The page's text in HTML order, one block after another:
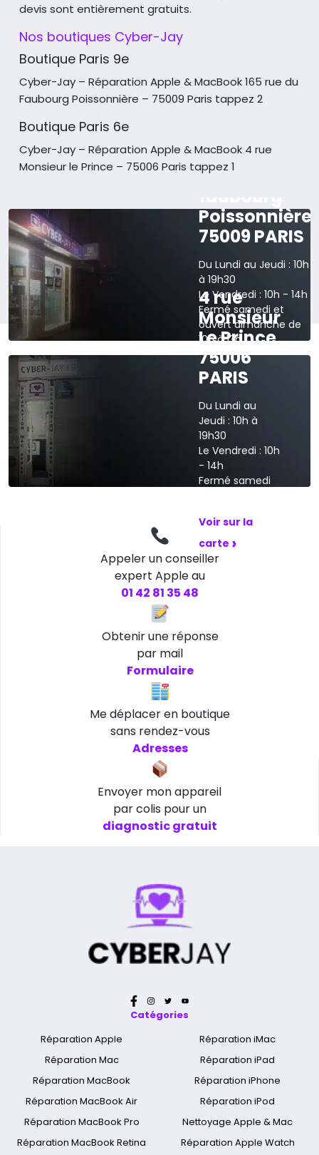
devis sont entièrement gratuits.
Nos boutiques Cyber-Jay
Boutique Paris 9e
Cyber-Jay – Réparation Apple & MacBook165 rue du
Faubourg Poissonnière – 75009 Paris tappez 2
Boutique Paris 6e
Cyber-Jay – Réparation Apple & MacBook 4 rue
Monsieur le Prince – 75006 Paris tappez 1165 rue du
Poissonnière
75009 PARIS
Du Lundi au Jeudi : 10h
à 19h30
Le Vendredi : 10h - 14h
Fermé samedi et
ouvert dimanche de
10h à 13h
Voir sur la carte
4 rue
Monsieur
Le Prince
75006
PARIS
Du Lundi au
Jeudi : 10h à
19h30
Le Vendredi : 10h
- 14h
Fermé samedi
Voir sur la
carte ›
Appeler un conseiller
expert Apple au
01 42 81 35 48
Obtenir une réponse
par mail
Formulaire
Me déplacer en boutique
sans rendez-vous
Adresses
Envoyer mon appareil
par colis pour un
diagnostic gratuit
Catégories
Réparation Apple
Réparation Mac
Réparation MacBook
Réparation MacBook Air
Réparation MacBook Pro
Réparation MacBook Retina
Réparation iMac
Réparation iPad
Réparation iPhone
Réparation iPod
Nettoyage Apple & Mac
Réparation Apple Watch